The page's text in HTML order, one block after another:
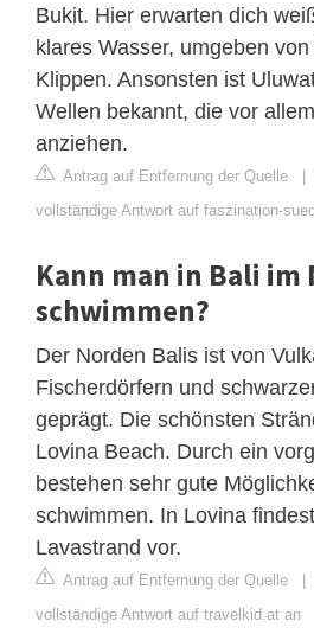
Bukit. Hier erwarten dich
klares Wasser, umgeben
Klippen. Ansonsten ist
Wellen bekannt, die vor
anziehen.
Antrag auf Entfernung der Quelle |
vollständige Antwort auf faszination-
Kann man in Bali im
schwimmen?
Der Norden Balis ist von
Fischerdörfern und
geprägt. Die schönsten
Lovina Beach. Durch ein
bestehen sehr gute
schwimmen. In Lovina
Lavastrand vor.
Antrag auf Entfernung der Quelle |
vollständige Antwort auf travelkid.at an